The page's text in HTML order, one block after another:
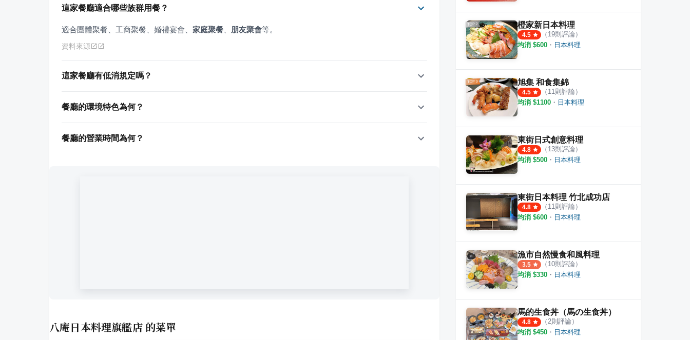
這家餐廳適合哪些族群用餐？
適合團體聚餐、工商聚餐、婚禮宴會、 家庭聚餐 朋友聚會等。
資料來源
這家餐廳有低消規定嗎？
餐廳的環境特色為何？
餐廳的營業時間為何？
八庵日本料理旗艦店的菜單
橙家新日本料理
4.5 （ 19則評論）
均消 $600 ・ 日本料理
旭集 和食集錦
4.5 （ 11則評論）
均消 $1100 ・ 日本料理
東街日式創意料理
4.8 （ 13則評論）
均消 $500 ・ 日本料理
東街日本料理 竹北成功店
4.8 （ 11則評論）
均消 $600 ・ 日本料理
漁市自然慢食和風料理
3.5 （ 10則評論）
均消 $330 ・ 日本料理
馬的生食丼（馬の生食丼）
4.8 （2則評論）
均消 $450 ・ 日本料理